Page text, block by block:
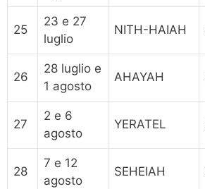
25
23 e 27
luglio
NITH-HAIAH
26
28 luglio e
1 agosto
AHAYAH
27
2 e 6
agosto
YERATEL
28
7 e 12
agosto
SEHEIAH